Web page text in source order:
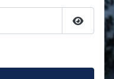
Toon